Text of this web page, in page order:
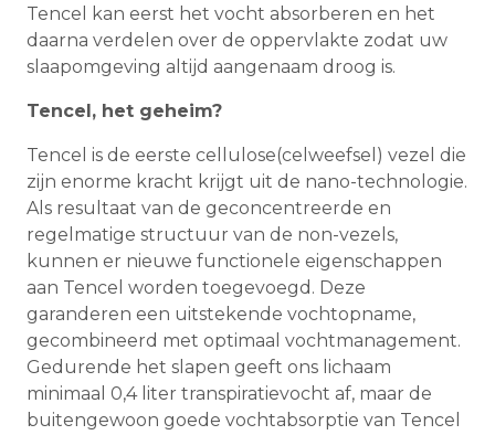
Tencel kan eerst het vocht absorberen en het
daarna verdelen over de oppervlakte zodat uw
slaapomgeving altijd aangenaam droog is.
Tencel, het geheim?
Tencel is de eerste cellulose(celweefsel) vezel die
zijn enorme kracht krijgt uit de nano-technologie.
Als resultaat van de geconcentreerde en
regelmatige structuur van de non-vezels,
kunnen er nieuwe functionele eigenschappen
aan Tencel worden toegevoegd. Deze
garanderen een uitstekende vochtopname,
gecombineerd met optimaal vochtmanagement.
Gedurende het slapen geeft ons lichaam
minimaal 0,4 liter transpiratievocht af, maar de
buitengewoon goede vochtabsorptie van Tencel